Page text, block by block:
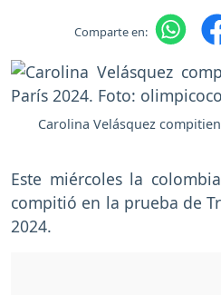
Comparte en:
Carolina Velásquez
Este miércoles la
compitió en la prueba de
2024.